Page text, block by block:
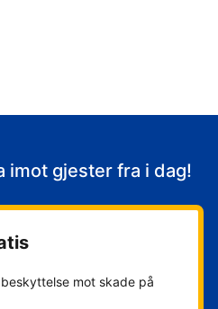
imot gjester fra i dag!
mot skade på